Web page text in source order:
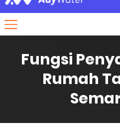
Fungsi
Rumah